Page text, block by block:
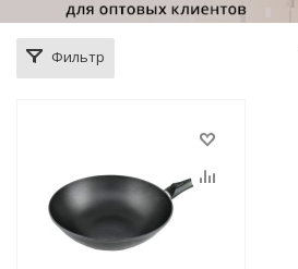
Фильтр